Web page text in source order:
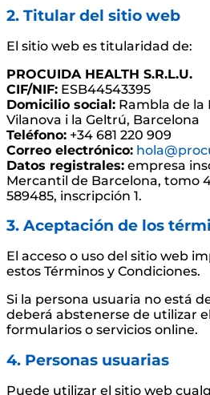
2. Titular del sitio web
El sitio web es titularidad de:
PROCUIDA HEALTH S.R.L.U.
CIF/NIF: ESB44543395
Domicilio social: Rambla de la
Vilanova i la Geltrú, Barcelona
Teléfono: +34 681 220 909
Correo electrónico:
Datos registrales: empresa
Mercantil de Barcelona, tomo
589485, inscripción 1.
3. Aceptación de los
El acceso o uso del sitio web
estos Términos y Condiciones.
Si la persona usuaria no está
deberá abstenerse de utilizar
formularios o servicios online.
4. Personas usuarias
Puede utilizar el sitio web